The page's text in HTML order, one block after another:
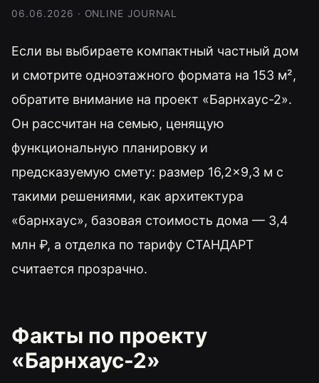
06.06.2026 · ONLINE JOURNAL
Если вы выбираете компактный частный дом
и смотрите одноэтажного формата на 153 м²,
обратите внимание на проект «Барнхаус-2».
Он рассчитан на семью, ценящую
функциональную планировку и
предсказуемую смету: размер 16,2×9,3 м с
такими решениями, как архитектура
«барнхаус», базовая стоимость дома — 3,4
млн ₽, а отделка по тарифу СТАНДАРТ
считается прозрачно.
Факты по проекту
«Барнхаус-2»